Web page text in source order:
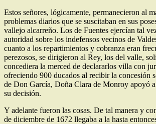
Estos señores, lógicamente, permanecieron al
problemas diarios que se suscitaban en sus
vallejo alcarreño. Los de Fuentes ejercían tal
autoridad sobre los indefensos vecinos de
cuanto a los repartimientos y cobranza eran
perezosos, se dirigieron al Rey, los del valle,
concediera la merced de declararlos villa con
ofreciendo 900 ducados al recibir la concesión
de Don García, Doña Clara de Monroy apoyó a
su decisión.
Y adelante fueron las cosas. De tal manera y
de diciembre de 1672 llegaba a la hasta